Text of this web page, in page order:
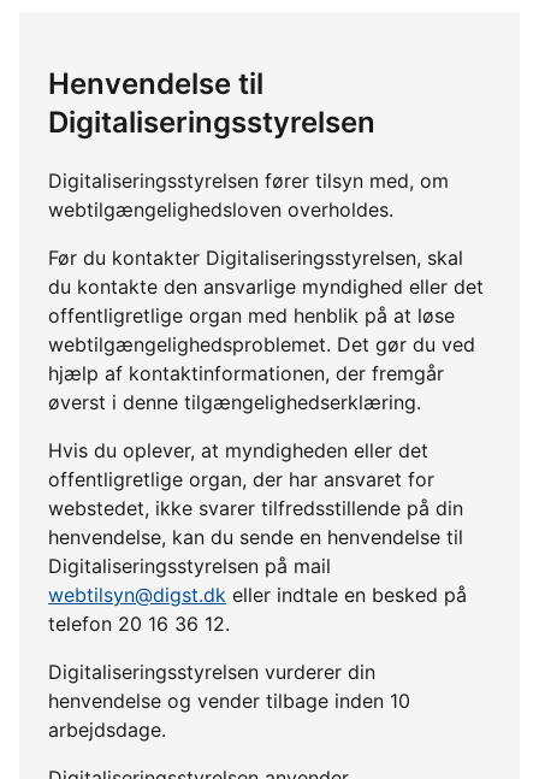
Henvendelse til
Digitaliseringsstyrelsen
Digitaliseringsstyrelsen fører tilsyn med, om
webtilgængelighedsloven overholdes.
Før du kontakter Digitaliseringsstyrelsen, skal
du kontakte den ansvarlige myndighed eller det
offentligretlige organ med henblik på at løse
webtilgængelighedsproblemet. Det gør du ved
hjælp af kontaktinformationen, der fremgår
øverst i denne tilgængelighedserklæring.
Hvis du oplever, at myndigheden eller det
offentligretlige organ, der har ansvaret for
webstedet, ikke svarer tilfredsstillende på din
henvendelse, kan du sende en henvendelse til
Digitaliseringsstyrelsen på mail
webtilsyn@digst.dk eller indtale en besked på
telefon 20 16 36 12.
Digitaliseringsstyrelsen vurderer din
henvendelse og vender tilbage inden 10
arbejdsdage.